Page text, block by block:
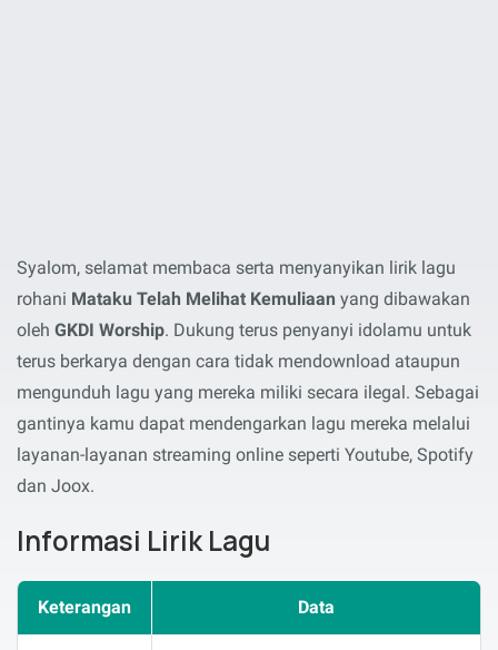
Syalom, selamat membaca serta menyanyikan lirik lagu
rohani Mataku Telah Melihat Kemuliaan yang dibawakan
oleh GKDI Worship. Dukung terus penyanyi idolamu untuk
terus berkarya dengan cara tidak mendownload ataupun
mengunduh lagu yang mereka miliki secara ilegal. Sebagai
gantinya kamu dapat mendengarkan lagu mereka melalui
layanan-layanan streaming online seperti Youtube, Spotify
dan Joox.
Informasi Lirik Lagu
Keterangan Data